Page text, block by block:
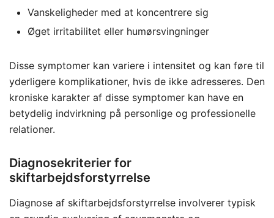
Vanskeligheder med at koncentrere sig
Øget irritabilitet eller humørsvingninger
Disse symptomer kan variere i intensitet og kan føre til
yderligere komplikationer, hvis de ikke adresseres. Den
kroniske karakter af disse symptomer kan have en
betydelig indvirkning på personlige og professionelle
relationer.
Diagnosekriterier for
skiftarbejdsforstyrrelse
Diagnose af skiftarbejdsforstyrrelse involverer typisk